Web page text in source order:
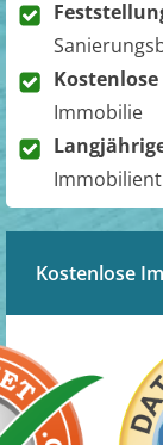
Immobilie
Kostenlose